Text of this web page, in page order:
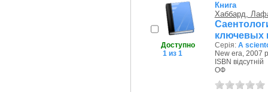
Доступно
1 из 1
Книга
Хаббард,
ключевых
Серія: A
New era, 2007
ISBN відсутній
ОФ